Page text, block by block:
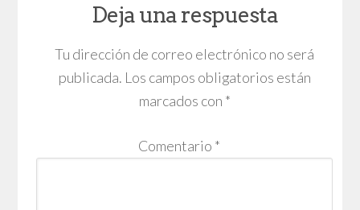
Deja una respuesta
Tu dirección de correo electrónico no será
publicada. Los campos obligatorios están
marcados con *
Comentario *